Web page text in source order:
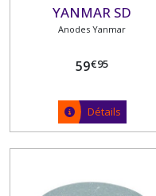
YANMAR SD
Anodes Yanmar
59€95
Détails